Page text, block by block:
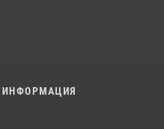
ИНФОРМАЦИЯ